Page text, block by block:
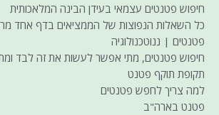
חיפוש פטנטים עצמאי בעידן הבינה המלאכותית
כל השאלות הנפוצות של הממציאים בדף אחד
פטנטים | ננוטכנולוגיה
חיפוש פטנטים, מתי אפשר לעשות את זה לבד
תקופת תוקף פטנט
למה צריך לחפש פטנטים
פטנט בארה"ב